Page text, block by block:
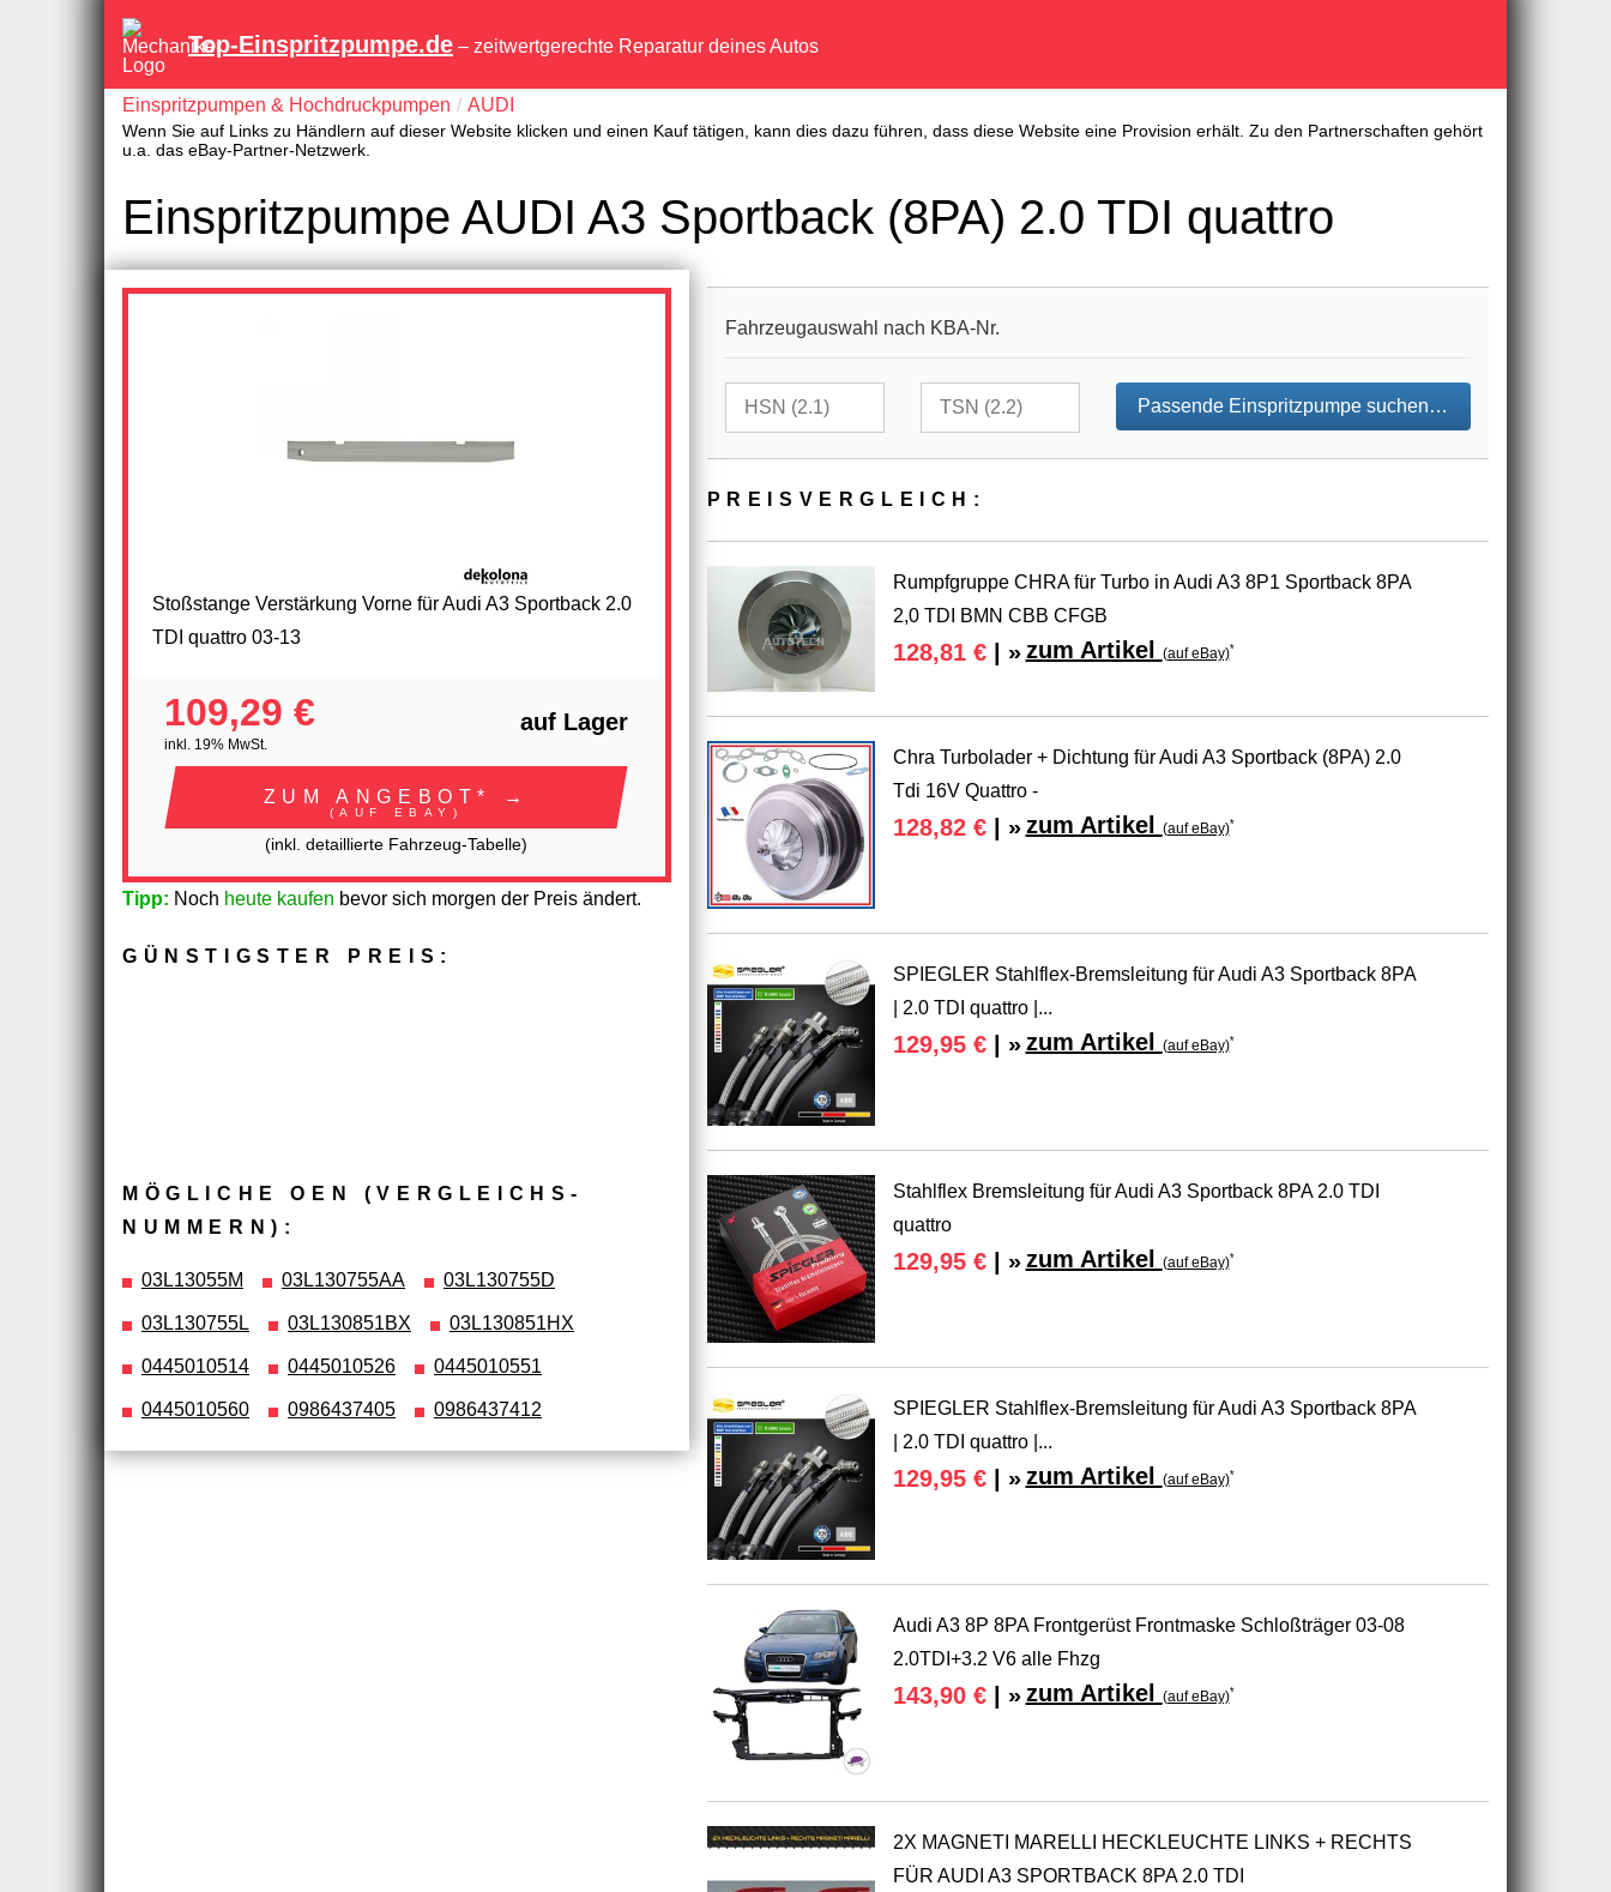
Top-Einspritzpumpe.de – zeitwertgerechte Reparatur deines Autos
Einspritzpumpen & Hochdruckpumpen AUDI
Wenn Sie auf Links zu Händlern auf dieser Website klicken und einen Kauf tätigen, kann dies dazu führen, dass diese Website eine Provision erhält. Zu den Partnerschaften gehört
u.a. das eBay-Partner-Netzwerk.
Einspritzpumpe AUDI A3 Sportback (8PA) 2.0 TDI quattro
Stoßstange Verstärkung Vorne für Audi A3 Sportback 2.0
TDI quattro 03-13
109,29 €
inkl. 19% MwSt.
auf Lager
ZUM ANGEBOT* →
(AUF EBAY)
(inkl. detaillierte Fahrzeug-Tabelle)
Tipp: Noch heute kaufen bevor sich morgen der Preis ändert.
GÜNSTIGSTER PREIS:
MÖGLICHE OEN (VERGLEICHS­
NUMMERN):
03L13055M 03L130755AA 03L130755D
03L130755L 03L130851BX 03L130851HX
0445010514 0445010526 0445010551
0445010560 0986437405 0986437412
Fahrzeugauswahl nach KBA-Nr.
Passende Einspritzpumpe suchen…
PREIS­VER­GLEICH:
Rumpfgruppe CHRA für Turbo in Audi A3 8P1 Sportback 8PA
2,0 TDI BMN CBB CFGB
128,81 €| » zum Artikel (auf eBay)*
Chra Turbolader + Dichtung für Audi A3 Sportback (8PA) 2.0
Tdi 16V Quattro -
128,82 €| » zum Artikel (auf eBay)*
SPIEGLER Stahlflex-Bremsleitung für Audi A3 Sportback 8PA
| 2.0 TDI quattro |...
129,95 €| » zum Artikel (auf eBay)*
Stahlflex Bremsleitung für Audi A3 Sportback 8PA 2.0 TDI
quattro
129,95 €| » zum Artikel (auf eBay)*
SPIEGLER Stahlflex-Bremsleitung für Audi A3 Sportback 8PA
| 2.0 TDI quattro |...
129,95 €| » zum Artikel (auf eBay)*
Audi A3 8P 8PA Frontgerüst Frontmaske Schloßträger 03-08
2.0TDI+3.2 V6 alle Fhzg
143,90 €| » zum Artikel (auf eBay)*
2X MAGNETI MARELLI HECKLEUCHTE LINKS + RECHTS
FÜR AUDI A3 SPORTBACK 8PA 2.0 TDI